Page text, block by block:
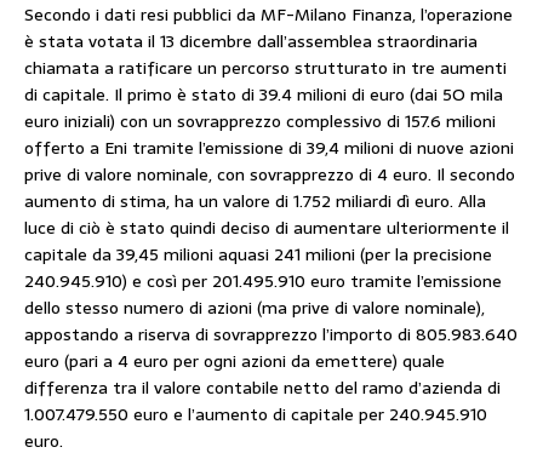
Secondo i dati resi pubblici da MF-Milano Finanza, l’operazione
è stata votata il 13 dicembre dall’assemblea straordinaria
chiamata a ratificare un percorso strutturato in tre aumenti
di capitale. Il primo è stato di 39.4 milioni di euro (dai 5O mila
euro iniziali) con un sovrapprezzo complessivo di 157.6 milioni
offerto a Eni tramite l’emissione di 39,4 milioni di nuove azioni
prive di valore nominale, con sovrapprezzo di 4 euro. Il secondo
aumento di stima, ha un valore di 1.752 miliardi dì euro. Alla
luce di ciò è stato quindi deciso di aumentare ulteriormente il
capitale da 39,45 milioni aquasi 241 milioni (per la precisione
240.945.910) e così per 201.495.910 euro tramite l’emissione
dello stesso numero di azioni (ma prive di valore nominale),
appostando a riserva di sovrapprezzo l’importo di 805.983.640
euro (pari a 4 euro per ogni azioni da emettere) quale
differenza tra il valore contabile netto del ramo d’azienda di
1.007.479.550 euro e l’aumento di capitale per 240.945.910
euro.